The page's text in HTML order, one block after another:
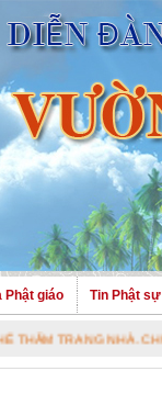
Phật giáo Tin Phật sự
NHÀ. CHÚC QUÝ